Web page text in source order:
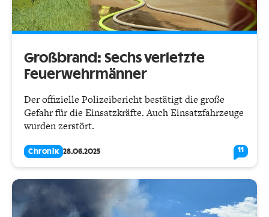
Großbrand: Sechs verletzte
Feuerwehrmänner
Der offizielle Polizeibericht bestätigt die große
Gefahr für die Einsatzkräfte. Auch Einsatzfahrzeuge
wurden zerstört.
Chronik 28.06.2025 11